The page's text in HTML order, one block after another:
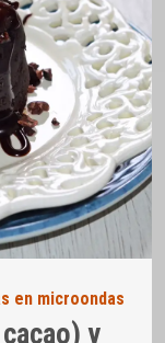
en microondas
y